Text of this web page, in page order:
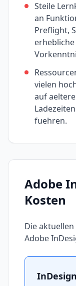
Steile
an
Preflight,
vielen
auf
fuehren.
Adobe
Kosten
Die
Adobe